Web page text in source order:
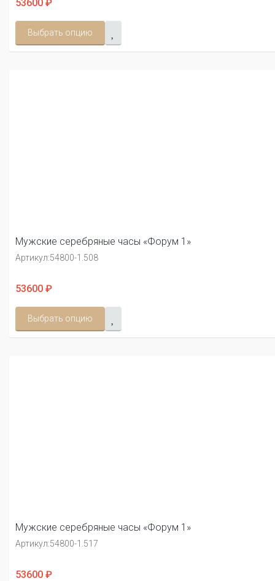
53600 ₽
Выбрать опцию
Мужские серебряные часы «Форум 1»
Артикул:54800-1.508
53600 ₽
Выбрать опцию
Мужские серебряные часы «Форум 1»
Артикул:54800-1.517
53600 ₽